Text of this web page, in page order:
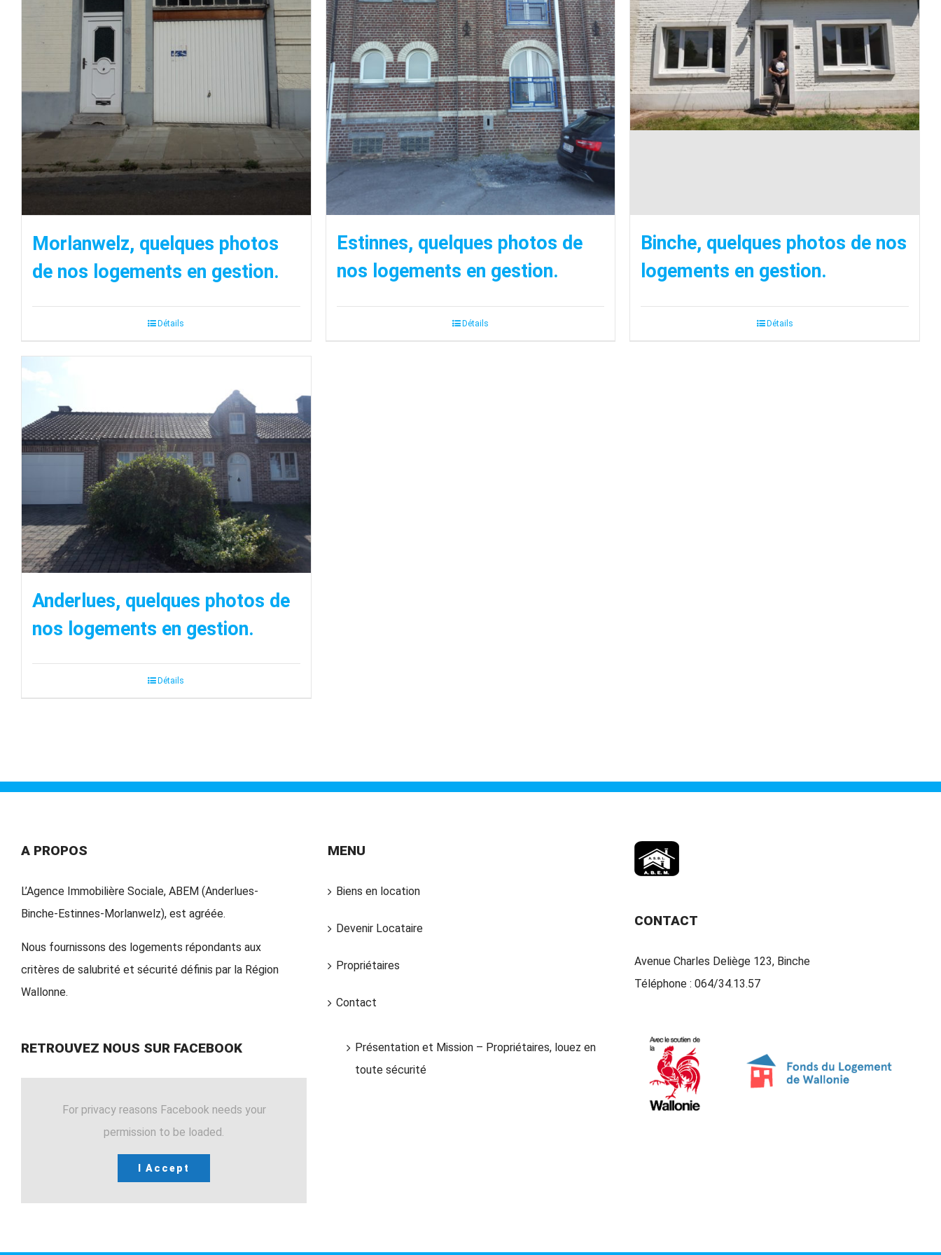
Morlanwelz, quelques photos
de nos logements en gestion.
Détails
Estinnes, quelques photos de
nos logements en gestion.
Détails
Binche, quelques photos de nos
logements en gestion.
Détails
Anderlues, quelques photos de
nos logements en gestion.
Détails
A PROPOS
L’Agence Immobilière Sociale, ABEM (Anderlues-
Binche-Estinnes-Morlanwelz), est agréée.
Nous fournissons des logements répondants aux
critères de salubrité et sécurité définis par la Région
Wallonne.
RETROUVEZ NOUS SUR FACEBOOK
For privacy reasons Facebook needs your
permission to be loaded.
I Accept
MENU
Biens en location
Devenir Locataire
Propriétaires
Contact
Présentation et Mission – Propriétaires, louez en
toute sécurité
CONTACT
Avenue Charles Deliège 123, Binche
Téléphone : 064/34.13.57